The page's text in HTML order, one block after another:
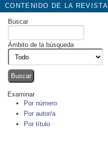
CONTENIDO DE LA REVISTA
Buscar
Ámbito de la búsqueda
Examinar
Por número
Por autor/a
Por título